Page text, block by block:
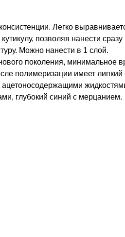
Легко
позволяя нанести сразу
Можно нанести в 1 слой.
поколения, минимальное
полимеризации имеет липкий
глубокий синий с мерцанием.